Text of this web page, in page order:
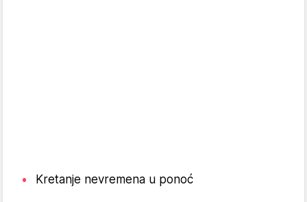
Kretanje nevremena u ponoć